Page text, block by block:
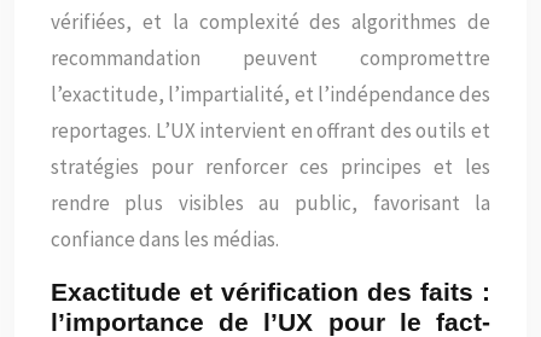
vérifiées, et la complexité des algorithmes de
recommandation peuvent compromettre
l’exactitude, l’impartialité, et l’indépendance des
reportages. L’UX intervient en offrant des outils et
stratégies pour renforcer ces principes et les
rendre plus visibles au public, favorisant la
confiance dans les médias.
Exactitude et vérification des faits :
l’importance de l’UX pour le fact-